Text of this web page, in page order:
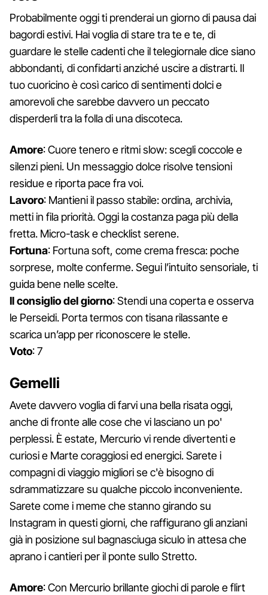
Probabilmente oggi ti prenderai un giorno di pausa dai
bagordi estivi. Hai voglia di stare tra te e te, di
guardare le stelle cadenti che il telegiornale dice siano
abbondanti, di confidarti anziché uscire a distrarti. Il
tuo cuoricino è così carico di sentimenti dolci e
amorevoli che sarebbe davvero un peccato
disperderli tra la folla di una discoteca.
Amore: Cuore tenero e ritmi slow: scegli coccole e
silenzi pieni. Un messaggio dolce risolve tensioni
residue e riporta pace fra voi.
Lavoro: Mantieni il passo stabile: ordina, archivia,
metti in fila priorità. Oggi la costanza paga più della
fretta. Micro-task e checklist serene.
Fortuna: Fortuna soft, come crema fresca: poche
sorprese, molte conferme. Segui l’intuito sensoriale, ti
guida bene nelle scelte.
Il consiglio del giorno: Stendi una coperta e osserva
le Perseidi. Porta termos con tisana rilassante e
scarica un’app per riconoscere le stelle.
Voto: 7
Gemelli
Avete davvero voglia di farvi una bella risata oggi,
anche di fronte alle cose che vi lasciano un po'
perplessi. È estate, Mercurio vi rende divertenti e
curiosi e Marte coraggiosi ed energici. Sarete i
compagni di viaggio migliori se c'è bisogno di
sdrammatizzare su qualche piccolo inconveniente.
Sarete come i meme che stanno girando su
Instagram in questi giorni, che raffigurano gli anziani
già in posizione sul bagnasciuga siculo in attesa che
aprano i cantieri per il ponte sullo Stretto.
Amore: Con Mercurio brillante giochi di parole e flirt